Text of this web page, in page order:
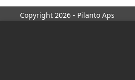
Copyright 2026 - Pilanto Aps